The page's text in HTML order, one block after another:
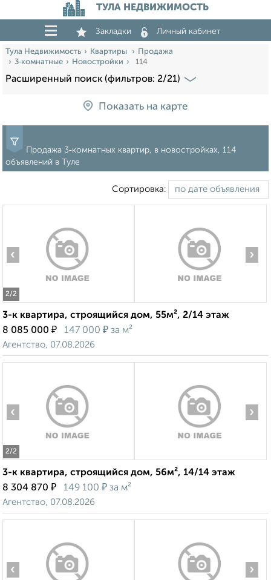
ТУЛА НЕДВИЖИМОСТЬ
Закладки Личный кабинет
Тула Недвижимость Квартиры
Продажа
3‑комнатные
Новостройки 114
Расширенный поиск (фильтров: 2/21)
Показать на карте
Продажа 3‑комнатных квартир, в новостройках, 114
объявлений в Туле
Сортировка:
2/2
‹ ›
3-к квартира, строящийся дом, 55м², 2/14 этаж
8 085 000 ₽ 147 000 ₽ за м²
Агентство, 07.08.2026
2/2
‹ ›
3-к квартира, строящийся дом, 56м², 14/14 этаж
8 304 870 ₽ 149 100 ₽ за м²
Агентство, 07.08.2026
‹ ›